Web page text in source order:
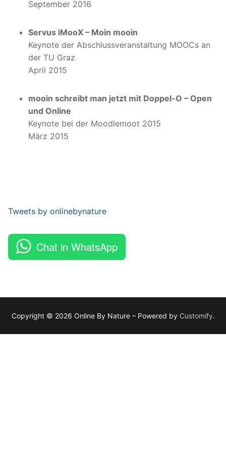
September 2016
Servus iMooX – Moin mooin
Keynote der Abschlussveranstaltung MOOCs an
der TU Graz
April 2015
mooin schreibt man jetzt mit Doppel-O – Open
und Online
Keynote bei der Moodlemoot 2015
März 2015
Tweets by onlinebynature
Chat in WhatsApp
Copyright © 2026 Online By Nature – Powered by Customify.